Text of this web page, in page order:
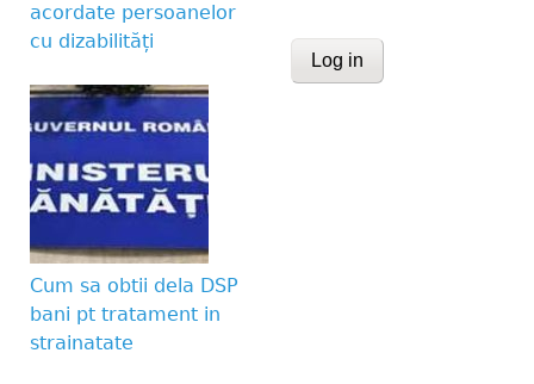
acordate persoanelor
cu dizabilități
Cum sa obtii dela DSP
bani pt tratament in
strainatate
CAPTCHA